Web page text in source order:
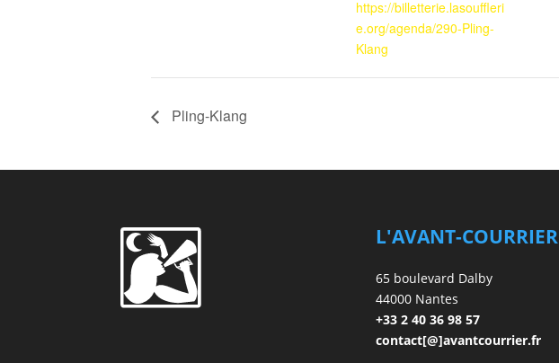
https://billetterie.lasouffleri
e.org/agenda/290-Pling-
Klang
Pling-Klang
L'AVANT-COURRIER
65 boulevard Dalby
44000 Nantes
+33 2 40 36 98 57
contact[@]avantcourrier.fr